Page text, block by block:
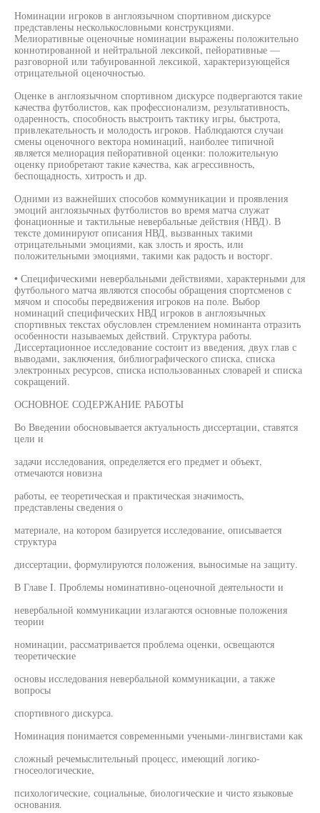
Номинации игроков в англоязычном спортивном дискурсе
представлены несколькословными конструкциями.
Мелиоративные оценочные номинации выражены положительно
коннотированной и нейтральной лексикой, пейоративные —
разговорной или табуированной лексикой, характеризующейся
отрицательной оценочностью.
Оценке в англоязычном спортивном дискурсе подвергаются такие
качества футболистов, как профессионализм, результативность,
одаренность, способность выстроить тактику игры, быстрота,
привлекательность и молодость игроков. Наблюдаются случаи
смены оценочного вектора номинаций, наиболее типичной
является мелиорация пейоративной оценки: положительную
оценку приобретают такие качества, как агрессивность,
беспощадность, хитрость и др.
Одними из важнейших способов коммуникации и проявления
эмоций англоязычных футболистов во время матча служат
фонационные и тактильные невербальные действия (НВД). В
тексте доминируют описания НВД, вызванных такими
отрицательными эмоциями, как злость и ярость, или
положительными эмоциями, такими как радость и восторг.
• Специфическими невербальными действиями, характерными для
футбольного матча являются способы обращения спортсменов с
мячом и способы передвижения игроков на поле. Выбор
номинаций специфических НВД игроков в англоязычных
спортивных текстах обусловлен стремлением номинанта отразить
особенности называемых действий. Структура работы.
Диссертационное исследование состоит из введения, двух глав с
выводами, заключения, библиографического списка, списка
электронных ресурсов, списка использованных словарей и списка
сокращений.
ОСНОВНОЕ СОДЕРЖАНИЕ РАБОТЫ
Во Введении обосновывается актуальность диссертации, ставятся
цели и
задачи исследования, определяется его предмет и объект,
отмечаются новизна
работы, ее теоретическая и практическая значимость,
представлены сведения о
материале, на котором базируется исследование, описывается
структура
диссертации, формулируются положения, выносимые на защиту.
В Главе I. Проблемы номинативно-оценочной деятельности и
невербальной коммуникации излагаются основные положения
теории
номинации, рассматривается проблема оценки, освещаются
теоретические
основы исследования невербальной коммуникации, а также
вопросы
спортивного дискурса.
Номинация понимается современными учеными-лингвистами как
сложный речемыслительный процесс, имеющий логико-
гносеологические,
психологические, социальные, биологические и чисто языковые
основания.